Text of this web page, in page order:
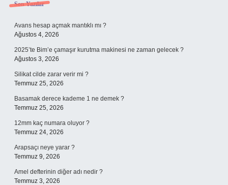
Sidebar
Son Yazılar
Avans hesap açmak mantıklı mı ?
Ağustos 4, 2026
2025’te Bim’e çamaşır kurutma makinesi ne zaman gelecek ?
Ağustos 3, 2026
Silikat cilde zarar verir mi ?
Temmuz 25, 2026
Basamak derece kademe 1 ne demek ?
Temmuz 25, 2026
12mm kaç numara oluyor ?
Temmuz 24, 2026
Arapsaçı neye yarar ?
Temmuz 9, 2026
Amel defterinin diğer adı nedir ?
Temmuz 3, 2026